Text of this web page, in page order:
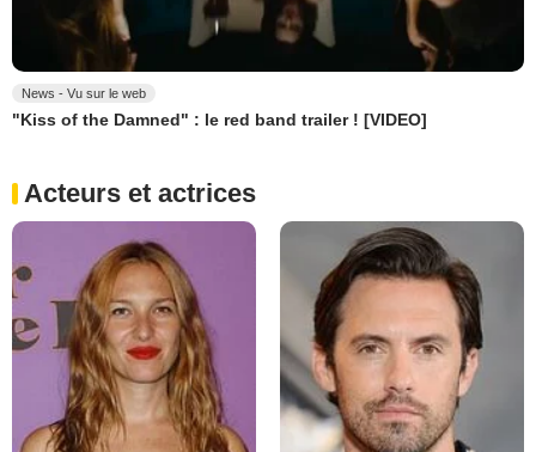
News - Vu sur le web
"Kiss of the Damned" : le red band trailer ! [VIDEO]
Acteurs et actrices